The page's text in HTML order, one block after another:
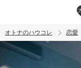
オトナのハウコレ 恋愛